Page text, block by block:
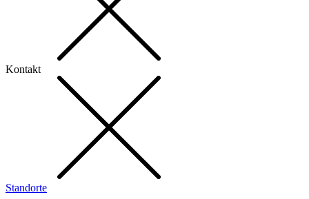
Kontakt
Standorte